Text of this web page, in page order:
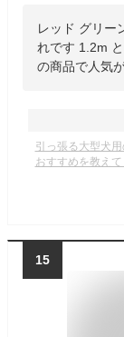
レッド グリー
れです 1.2m
の商品で人気
引っ張る大型犬
おすすめを教えて
15